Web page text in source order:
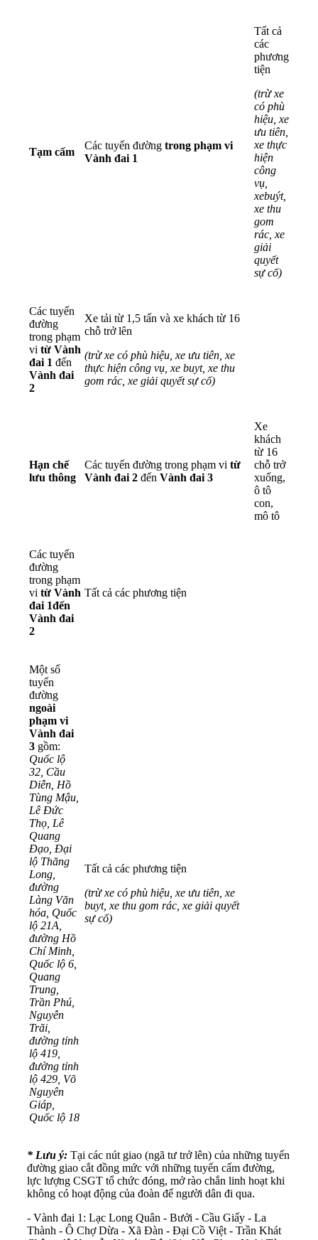
Tạm cấm
Các tuyến đường trong phạm vi
Vành đai 1
Tất cả
các
phương
tiện
(trừ xe
có phù
hiệu, xe
ưu tiên,
xe thực
hiện
công
vụ,
xebuýt,
xe thu
gom
rác, xe
giải
quyết
sự cố)
Các tuyến
đường
trong phạm
vi từ Vành
đai 1 đến
Vành đai
2
Xe tải từ 1,5 tấn và xe khách từ 16
chỗ trở lên
(trừ xe có phù hiệu, xe ưu tiên, xe
thực hiện công vụ, xe buyt, xe thu
gom rác, xe giải quyết sự cố)
Hạn chế
lưu thông
Các tuyến đường trong phạm vi từ
Vành đai 2 đến Vành đai 3
Xe
khách
từ 16
chỗ trở
xuống,
ô tô
con,
mô tô
Các tuyến
đường
trong phạm
vi từ Vành
đai 1đến
Vành đai
2
Tất cả các phương tiện
Một số
tuyến
đường
ngoài
phạm vi
Vành đai
3 gồm:
Quốc lộ
32, Cầu
Diễn, Hồ
Tùng Mậu,
Lê Đức
Thọ, Lê
Quang
Đạo, Đại
lộ Thăng
Long,
đường
Làng Văn
hóa, Quốc
lộ 21A,
đường Hồ
Chí Minh,
Quốc lộ 6,
Quang
Trung,
Trần Phú,
Nguyễn
Trãi,
đường tỉnh
lộ 419,
đường tỉnh
lộ 429, Võ
Nguyên
Giáp,
Quốc lộ 18
Tất cả các phương tiện
(trừ xe có phù hiệu, xe ưu tiên, xe
buyt, xe thu gom rác, xe giải quyết
sự cố)
* Lưu ý: Tại các nút giao (ngã tư trở lên) của những tuyến
đường giao cắt đồng mức với những tuyến cấm đường,
lực lượng CSGT tổ chức đóng, mở rào chắn linh hoạt khi
không có hoạt động của đoàn để người dân đi qua.
- Vành đai 1: Lạc Long Quân - Bưởi - Cầu Giấy - La
Thành - Ô Chợ Dừa - Xã Đàn - Đại Cồ Việt - Trần Khát